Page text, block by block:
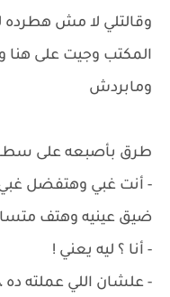
وقالتلي لا مش
المكتب وجيت على هنا
ومابردش
طرق بأصبعه على سطح
- أنت غبي وهتفضل
ضيق عينيه وهتف
- أنا ؟ ليه يعني !
- علشان اللي عملته